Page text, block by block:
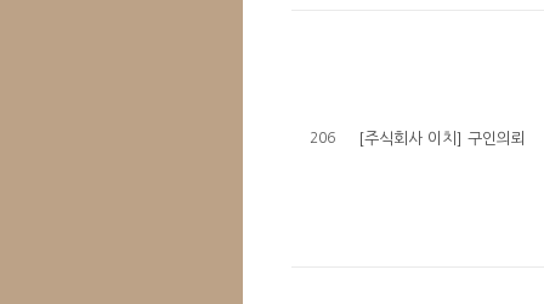
206 [주식회사 이치] 구인의뢰